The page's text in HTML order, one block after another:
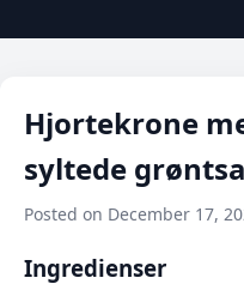
Hjortekrone
syltede
Posted on December 17,
Ingredienser